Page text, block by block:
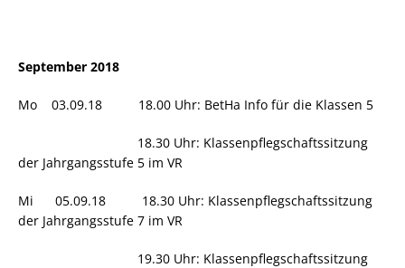
September 2018
Mo 03.09.18 18.00 Uhr: BetHa Info für die Klassen 5
18.30 Uhr: Klassenpflegschaftssitzung
der Jahrgangsstufe 5 im VR
Mi 05.09.18 18.30 Uhr: Klassenpflegschaftssitzung
der Jahrgangsstufe 7 im VR
19.30 Uhr: Klassenpflegschaftssitzung